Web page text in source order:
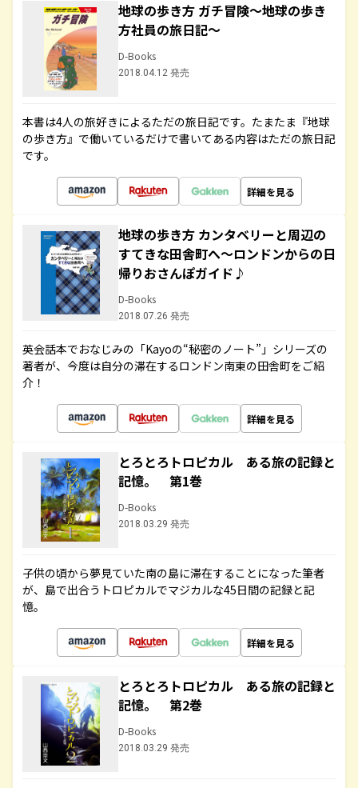
地球の歩き方 ガチ冒険～地球の歩き
方社員の旅日記～
D-Books
2018.04.12 発売
本書は4人の旅好きによるただの旅日記です。たまたま『地球
の歩き方』で働いているだけで書いてある内容はただの旅日記
です。
詳細を見る
地球の歩き方 カンタベリーと周辺の
すてきな田舎町へ～ロンドンからの日
帰りおさんぽガイド♪
D-Books
2018.07.26 発売
英会話本でおなじみの「Kayoの“秘密のノート”」シリーズの
著者が、今度は自分の滞在するロンドン南東の田舎町をご紹
介！
詳細を見る
とろとろトロピカル ある旅の記録と
記憶。 第1巻
D-Books
2018.03.29 発売
子供の頃から夢見ていた南の島に滞在することになった筆者
が、島で出合うトロピカルでマジカルな45日間の記録と記
憶。
詳細を見る
とろとろトロピカル ある旅の記録と
記憶。 第2巻
D-Books
2018.03.29 発売